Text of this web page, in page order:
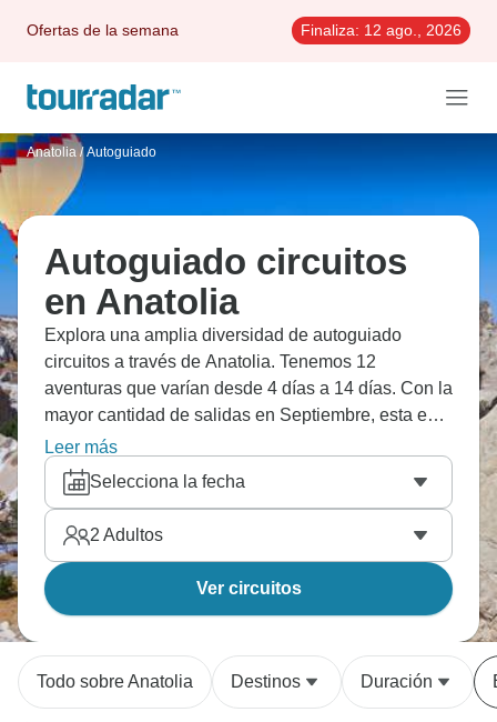
Ofertas de la semana Finaliza: 12 ago., 2026
Anatolia / Autoguiado
Autoguiado circuitos
en Anatolia
Explora una amplia diversidad de autoguiado
circuitos a través de Anatolia. Tenemos 12
aventuras que varían desde 4 días a 14 días. Con la
mayor cantidad de salidas en Septiembre, esta es
también la época más popular del año.
Leer más
Selecciona la fecha
2 Adultos
Ver circuitos
Todo sobre Anatolia Destinos Duración